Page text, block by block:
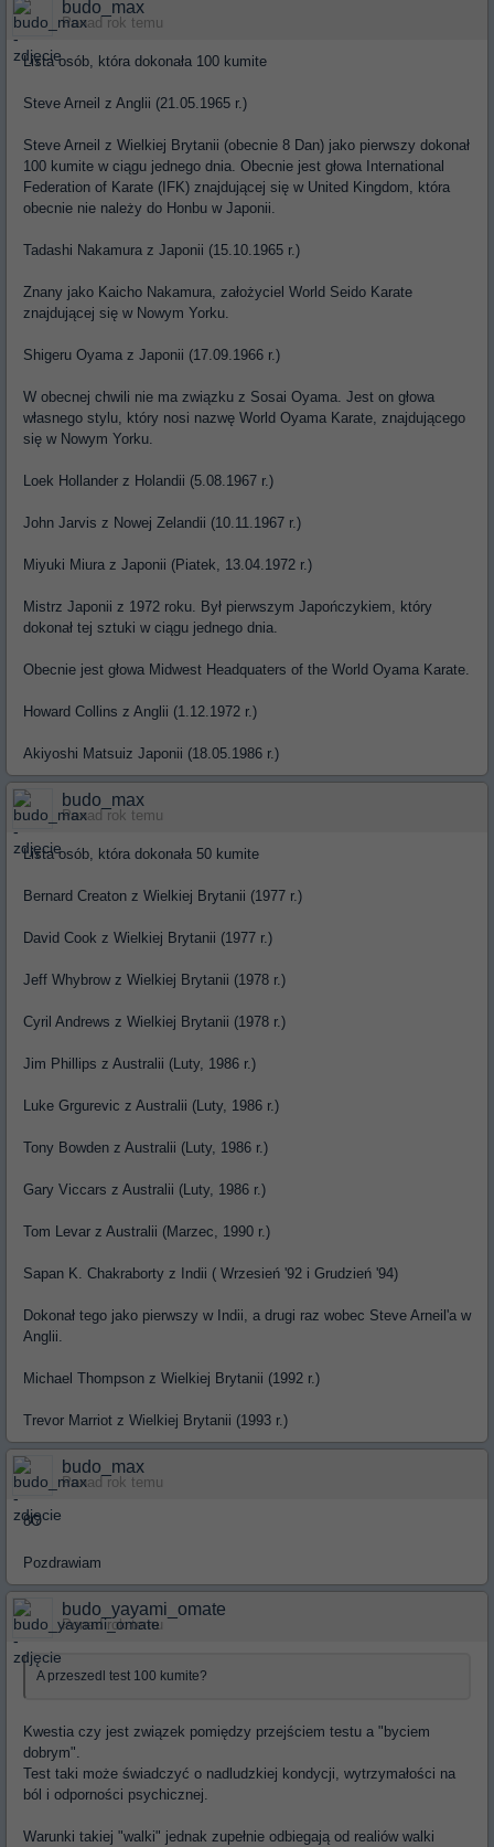
budo_max
Ponad rok temu
Lista osób, która dokonała 100 kumite
Steve Arneil z Anglii (21.05.1965 r.)
Steve Arneil z Wielkiej Brytanii (obecnie 8 Dan) jako pierwszy dokonał
100 kumite w ciągu jednego dnia. Obecnie jest głowa International
Federation of Karate (IFK) znajdującej się w United Kingdom, która
obecnie nie należy do Honbu w Japonii.
Tadashi Nakamura z Japonii (15.10.1965 r.)
Znany jako Kaicho Nakamura, założyciel World Seido Karate
znajdującej się w Nowym Yorku.
Shigeru Oyama z Japonii (17.09.1966 r.)
W obecnej chwili nie ma związku z Sosai Oyama. Jest on głowa
własnego stylu, który nosi nazwę World Oyama Karate, znajdującego
się w Nowym Yorku.
Loek Hollander z Holandii (5.08.1967 r.)
John Jarvis z Nowej Zelandii (10.11.1967 r.)
Miyuki Miura z Japonii (Piatek, 13.04.1972 r.)
Mistrz Japonii z 1972 roku. Był pierwszym Japończykiem, który
dokonał tej sztuki w ciągu jednego dnia.
Obecnie jest głowa Midwest Headquaters of the World Oyama Karate.
Howard Collins z Anglii (1.12.1972 r.)
Akiyoshi Matsuiz Japonii (18.05.1986 r.)
budo_max
Ponad rok temu
Lista osób, która dokonała 50 kumite
Bernard Creaton z Wielkiej Brytanii (1977 r.)
David Cook z Wielkiej Brytanii (1977 r.)
Jeff Whybrow z Wielkiej Brytanii (1978 r.)
Cyril Andrews z Wielkiej Brytanii (1978 r.)
Jim Phillips z Australii (Luty, 1986 r.)
Luke Grgurevic z Australii (Luty, 1986 r.)
Tony Bowden z Australii (Luty, 1986 r.)
Gary Viccars z Australii (Luty, 1986 r.)
Tom Levar z Australii (Marzec, 1990 r.)
Sapan K. Chakraborty z Indii ( Wrzesień '92 i Grudzień '94)
Dokonał tego jako pierwszy w Indii, a drugi raz wobec Steve Arneil'a w
Anglii.
Michael Thompson z Wielkiej Brytanii (1992 r.)
Trevor Marriot z Wielkiej Brytanii (1993 r.)
budo_max
Ponad rok temu
8O
Pozdrawiam
budo_yayami_omate
Ponad rok temu
A przeszedl test 100 kumite?
Kwestia czy jest związek pomiędzy przejściem testu a "byciem
dobrym".
Test taki może świadczyć o nadludzkiej kondycji, wytrzymałości na
ból i odporności psychicznej.
Warunki takiej "walki" jednak zupełnie odbiegają od realiów walki